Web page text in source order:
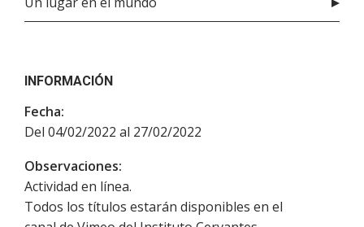
INFORMACIÓN
Fecha:
Del 04/02/2022 al 27/02/2022
Observaciones:
Actividad en línea.
Todos los títulos estarán disponibles en el